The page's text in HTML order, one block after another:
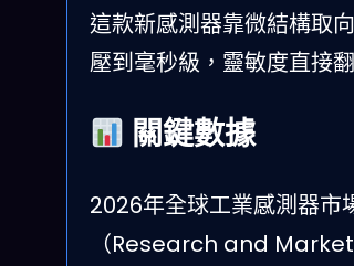
這款新感測器靠微結構取
壓到毫秒級，靈敏度直接
關鍵數據
2026年全球工業感測器
（Research and